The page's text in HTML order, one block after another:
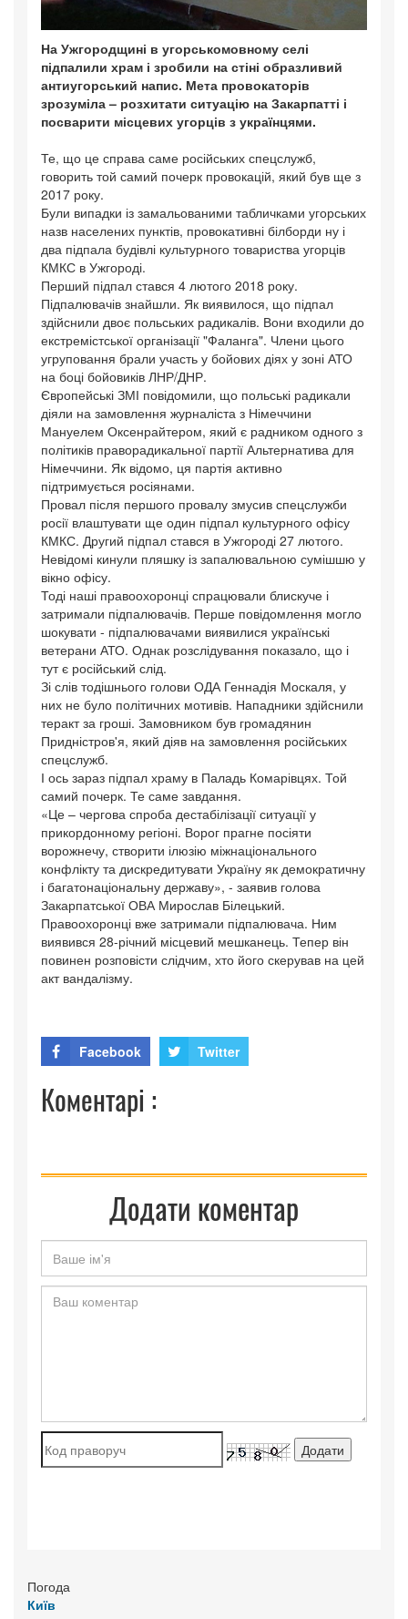
На Ужгородщині в угорськомовному селі
підпалили храм і зробили на стіні образливий
антиугорський напис. Мета провокаторів
зрозуміла – розхитати ситуацію на Закарпатті і
посварити місцевих угорців з українцями.
Те, що це справа саме російських спецслужб,
говорить той самий почерк провокацій, який був ще з
2017 року.
Були випадки із замальованими табличками угорських
назв населених пунктів, провокативні білборди ну і
два підпала будівлі культурного товариства угорців
КМКС в Ужгороді.
Перший підпал стався 4 лютого 2018 року.
Підпалювачів знайшли. Як виявилося, що підпал
здійснили двоє польських радикалів. Вони входили до
екстремістської організації "Фаланга". Члени цього
угруповання брали участь у бойових діях у зоні АТО
на боці бойовиків ЛНР/ДНР.
Європейські ЗМІ повідомили, що польські радикали
діяли на замовлення журналіста з Німеччини
Мануелем Оксенрайтером, який є радником одного з
політиків праворадикальної партії Альтернатива для
Німеччини. Як відомо, ця партія активно
підтримується росіянами.
Провал після першого провалу змусив спецслужби
росії влаштувати ще один підпал культурного офісу
КМКС. Другий підпал стався в Ужгороді 27 лютого.
Невідомі кинули пляшку із запалювальною сумішшю у
вікно офісу.
Тоді наші правоохоронці спрацювали блискуче і
затримали підпалювачів. Перше повідомлення могло
шокувати - підпалювачами виявилися українські
ветерани АТО. Однак розслідування показало, що і
тут є російський слід.
Зі слів тодішнього голови ОДА Геннадія Москаля, у
них не було політичних мотивів. Нападники здійснили
теракт за гроші. Замовником був громадянин
Придністров'я, який діяв на замовлення російських
спецслужб.
І ось зараз підпал храму в Паладь Комарівцях. Той
самий почерк. Те саме завдання.
«Це – чергова спроба дестабілізації ситуації у
прикордонному регіоні. Ворог прагне посіяти
ворожнечу, створити ілюзію міжнаціонального
конфлікту та дискредитувати Україну як демократичну
і багатонаціональну державу», - заявив голова
Закарпатської ОВА Мирослав Білецький.
Правоохоронці вже затримали підпалювача. Ним
виявився 28-річний місцевий мешканець. Тепер він
повинен розповісти слідчим, хто його скерував на цей
акт вандалізму.
Facebook Twitter
Коментарі :
Додати коментар
Погода
Київ